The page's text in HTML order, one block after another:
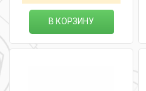
В КОРЗИНУ